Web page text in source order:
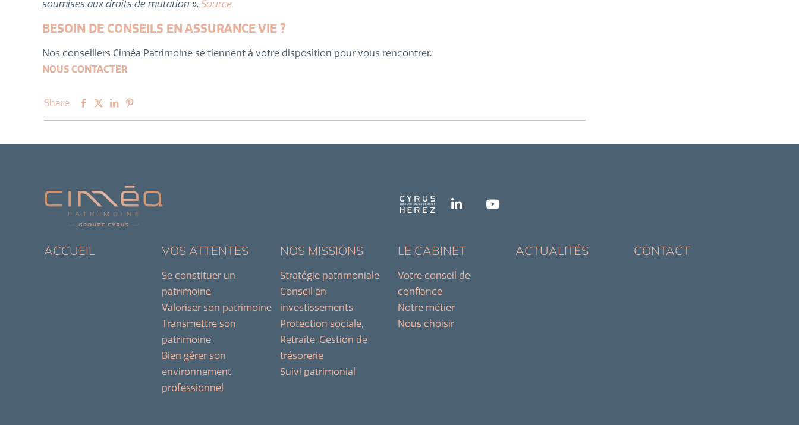
soumises aux droits de mutation ».Source
BESOIN DE CONSEILS EN ASSURANCE VIE ?
Nos conseillers Ciméa Patrimoine se tiennent à votre disposition pour vous rencontrer.
NOUS CONTACTER
Share
ACCUEIL VOS ATTENTES
Se constituer un
patrimoine
Valoriser son patrimoine
Transmettre son
patrimoine
Bien gérer son
environnement
professionnel
NOS MISSIONS
Stratégie patrimoniale
Conseil en
investissements
Protection sociale,
Retraite, Gestion de
trésorerie
Suivi patrimonial
LE CABINET
Votre conseil de
confiance
Notre métier
Nous choisir
ACTUALITÉS CONTACT